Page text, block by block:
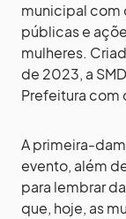
municipal com
públicas e
mulheres.
de 2023, a
Prefeitura com
A primeira-
evento, além
para lembrar
que, hoje, as